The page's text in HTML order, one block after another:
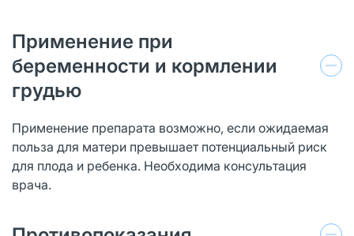
Применение при
беременности и кормлении
грудью
Применение препарата возможно, если ожидаемая
польза для матери превышает потенциальный риск
для плода и ребенка. Необходима консультация
врача.